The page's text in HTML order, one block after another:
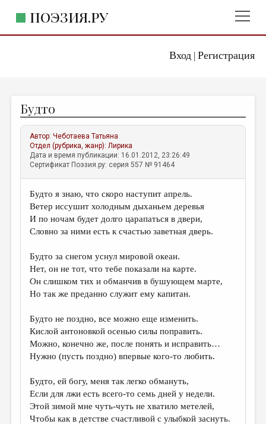
Вход| Регистрация
ПОЭЗИЯ.РУ
ЖАНРЫ
АВТОРЫ
КОММЕНТАРИИ
ЛИТСАЛОН
НОВОСТИ
ПРАВИЛА САЙТА
ИЗБРАННОЕ
ДАЙДЖЕСТ
ПЕРЕВОДЫ
КОНКУРСЫ
КНИЖНАЯ ПОЛКА
ОБЗОР ЛИТЕРАТУРЫ
Будто
Автор:Чеботаева Татьяна
Отдел (рубрика, жанр):Лирика
Дата и время публикации: 16.01.2012, 23:26:49
Сертификат Поэзия.ру: серия 557 № 91464
Будто я знаю, что скоро наступит апрель.
Ветер иссушит холодным дыханьем деревья
И по ночам будет долго царапаться в двери,
Словно за ними есть к счастью заветная дверь.
Будто за снегом уснул мировой океан.
Нет, он не тот, что тебе показали на карте.
Он слишком тих и обманчив в бушующем марте,
Но так же преданно служит ему капитан.
Будто не поздно, все можно еще изменить.
Кислой антоновкой осенью силы поправить.
Можно, конечно же, после понять и исправить…
Нужно (пусть поздно) впервые кого-то любить.
Будто, ей богу, меня так легко обмануть,
Если для лжи есть всего-то семь дней у недели.
Этой зимой мне чуть-чуть не хватило метелей,
Чтобы как в детстве счастливой с улыбкой заснуть.